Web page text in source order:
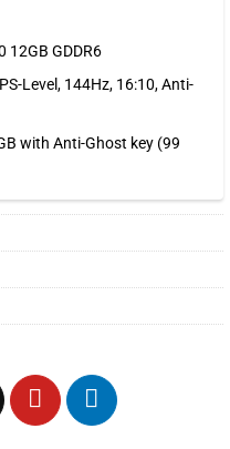
12GB GDDR6
Level, 144Hz, 16:10, Anti-
with Anti-Ghost key (99